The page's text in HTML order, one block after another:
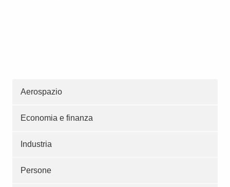
Aerospazio
Economia e finanza
Industria
Persone